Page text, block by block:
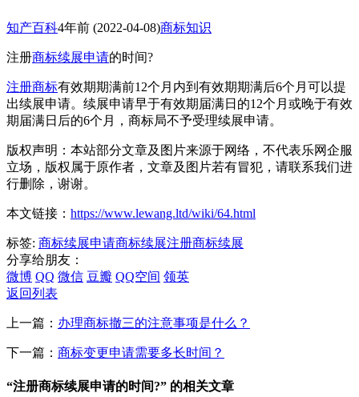
知产百科4年前 (2022-04-08)商标知识
注册商标续展申请的时间?
注册商标有效期期满前12个月内到有效期期满后6个月可以提
出续展申请。续展申请早于有效期届满日的12个月或晚于有效
期届满日后的6个月，商标局不予受理续展申请。
版权声明：本站部分文章及图片来源于网络，不代表乐网企服
立场，版权属于原作者，文章及图片若有冒犯，请联系我们进
行删除，谢谢。
本文链接： https://www.lewang.ltd/wiki/64.html
标签: 商标续展申请商标续展注册商标续展
分享给朋友：
微博 QQ 微信 豆瓣 QQ空间 领英
返回列表
上一篇： 办理商标撤三的注意事项是什么？
下一篇： 商标变更申请需要多长时间？
“注册商标续展申请的时间?” 的相关文章